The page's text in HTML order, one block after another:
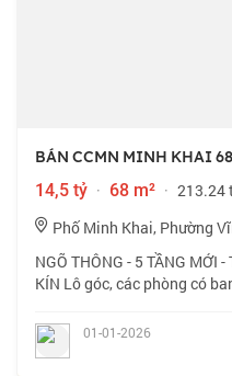
BÁN CCMN MINH KHAI
14,5 tỷ · 68 m² · 213.24
Phố Minh Khai, Phường
NGÕ THÔNG - 5 TẦNG MỚI
KÍN Lô góc, các phòng có
thất Đang cho thuê full phòn
01-01-2026